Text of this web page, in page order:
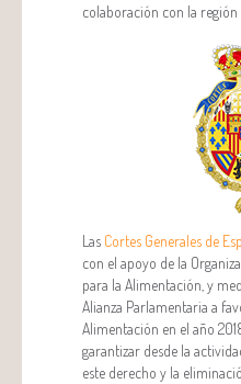
colaboración con la región
Las Cortes Generales de
con el apoyo de la
para la Alimentación, y
Alianza Parlamentaria a
Alimentación en el año
garantizar desde la
este derecho y la